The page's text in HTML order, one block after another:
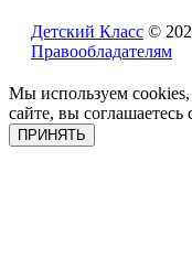
Детский Класс ©
Правообладателям
Мы используем
сайте, вы соглашаетесь
ПРИНЯТЬ